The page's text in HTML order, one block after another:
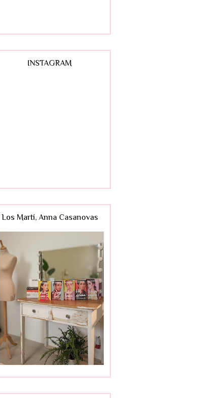
INSTAGRAM
Los Martí, Anna Casanovas